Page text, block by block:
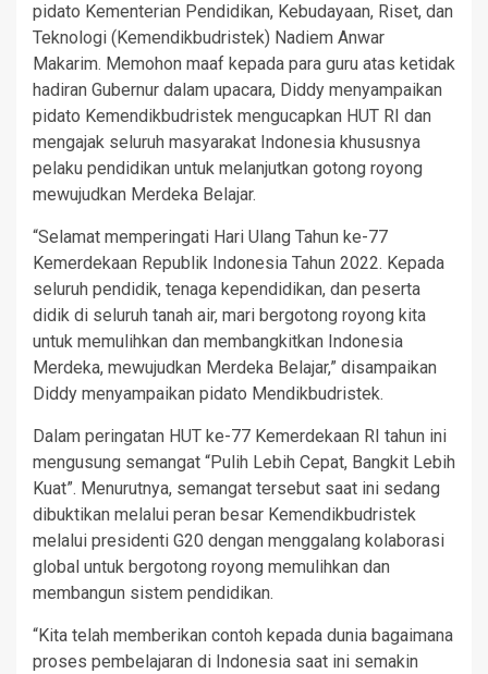
pidato Kementerian Pendidikan, Kebudayaan, Riset, dan
Teknologi (Kemendikbudristek) Nadiem Anwar
Makarim. Memohon maaf kepada para guru atas ketidak
hadiran Gubernur dalam upacara, Diddy menyampaikan
pidato Kemendikbudristek mengucapkan HUT RI dan
mengajak seluruh masyarakat Indonesia khususnya
pelaku pendidikan untuk melanjutkan gotong royong
mewujudkan Merdeka Belajar.
“Selamat memperingati Hari Ulang Tahun ke-77
Kemerdekaan Republik Indonesia Tahun 2022. Kepada
seluruh pendidik, tenaga kependidikan, dan peserta
didik di seluruh tanah air, mari bergotong royong kita
untuk memulihkan dan membangkitkan Indonesia
Merdeka, mewujudkan Merdeka Belajar,” disampaikan
Diddy menyampaikan pidato Mendikbudristek.
Dalam peringatan HUT ke-77 Kemerdekaan RI tahun ini
mengusung semangat “Pulih Lebih Cepat, Bangkit Lebih
Kuat”. Menurutnya, semangat tersebut saat ini sedang
dibuktikan melalui peran besar Kemendikbudristek
melalui presidenti G20 dengan menggalang kolaborasi
global untuk bergotong royong memulihkan dan
membangun sistem pendidikan.
“Kita telah memberikan contoh kepada dunia bagaimana
proses pembelajaran di Indonesia saat ini semakin